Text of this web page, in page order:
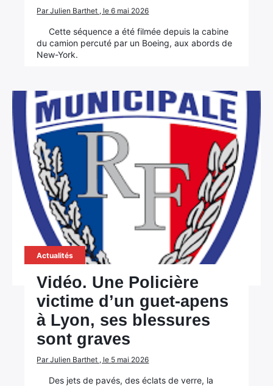
Par Julien Barthet , le 6 mai 2026
Cette séquence a été filmée depuis la cabine
du camion percuté par un Boeing, aux abords de
New-York.
Actualités
Vidéo. Une Policière
victime d’un guet-apens
à Lyon, ses blessures
sont graves
Par Julien Barthet , le 5 mai 2026
Des jets de pavés, des éclats de verre, la